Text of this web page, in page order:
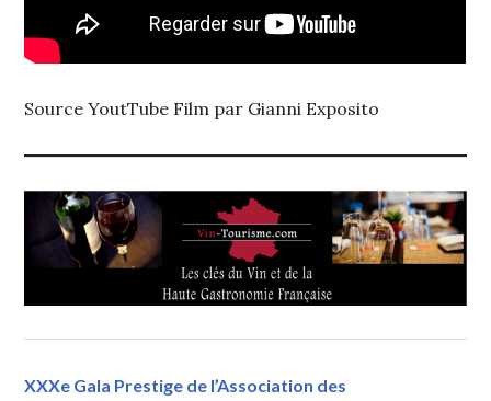
Source YoutTube Film par Gianni Exposito
XXXe Gala Prestige de l’Association des